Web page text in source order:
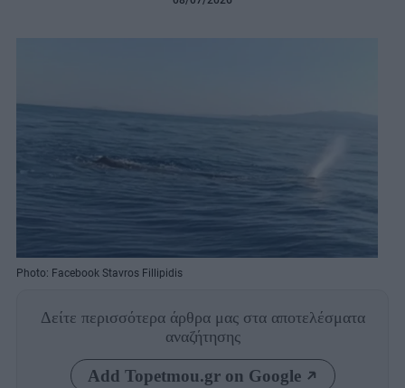
Photo: Facebook Stavros Fillipidis
Δείτε περισσότερα άρθρα μας στα αποτελέσματα
αναζήτησης
Add Topetmou.gr on Google